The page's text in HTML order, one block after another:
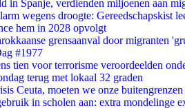
in Spanje, verdienden miljoenen aan
wegens droogte: Gereedschapskist
hem in 2028 opvolgt
grensaanval door migranten
#1977
tien voor terrorisme veroordeelden
terug met lokaal 32 graden
Ceuta, moeten we onze
in scholen aan: extra mondelinge